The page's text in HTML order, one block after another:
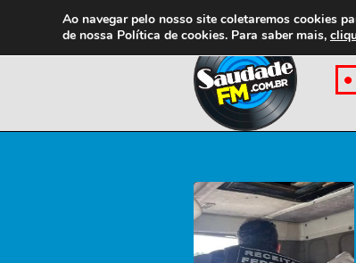
Ao navegar pelo nosso site coletaremos cookies
de nossa Política de cookies. Para saber mais,